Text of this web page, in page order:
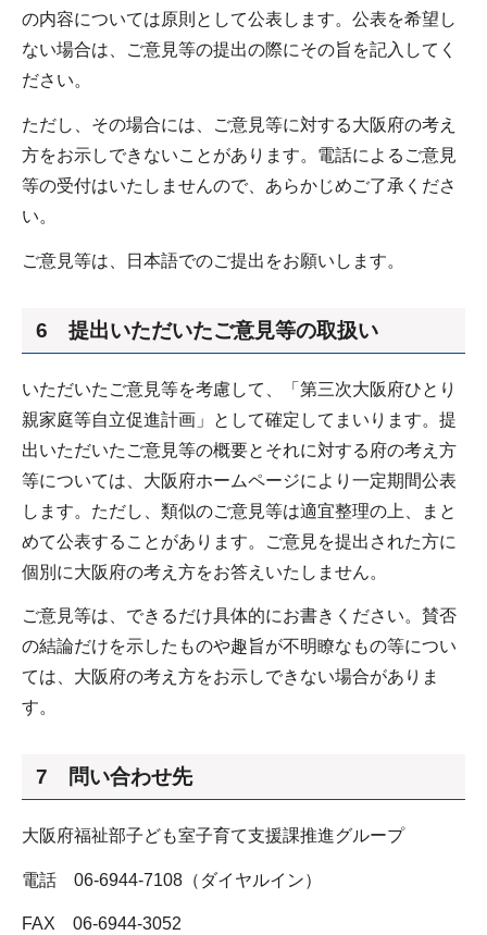
の内容については原則として公表します。公表を希望し
ない場合は、ご意見等の提出の際にその旨を記入してく
ださい。
ただし、その場合には、ご意見等に対する大阪府の考え
方をお示しできないことがあります。電話によるご意見
等の受付はいたしませんので、あらかじめご了承くださ
い。
ご意見等は、日本語でのご提出をお願いします。
6 提出いただいたご意見等の取扱い
いただいたご意見等を考慮して、「第三次大阪府ひとり
親家庭等自立促進計画」として確定してまいります。提
出いただいたご意見等の概要とそれに対する府の考え方
等については、大阪府ホームページにより一定期間公表
します。ただし、類似のご意見等は適宜整理の上、まと
めて公表することがあります。ご意見を提出された方に
個別に大阪府の考え方をお答えいたしません。
ご意見等は、できるだけ具体的にお書きください。賛否
の結論だけを示したものや趣旨が不明瞭なもの等につい
ては、大阪府の考え方をお示しできない場合がありま
す。
7 問い合わせ先
大阪府福祉部子ども室子育て支援課推進グループ
電話 06-6944-7108（ダイヤルイン）
FAX 06-6944-3052